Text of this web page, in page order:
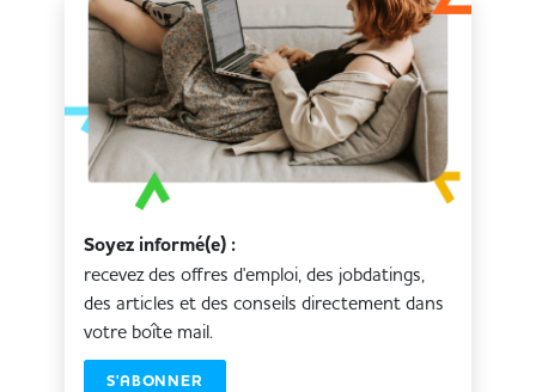
Soyez informé(e) :
recevez des offres d'emploi, des jobdatings,
des articles et des conseils directement dans
votre boîte mail.
S'ABONNER